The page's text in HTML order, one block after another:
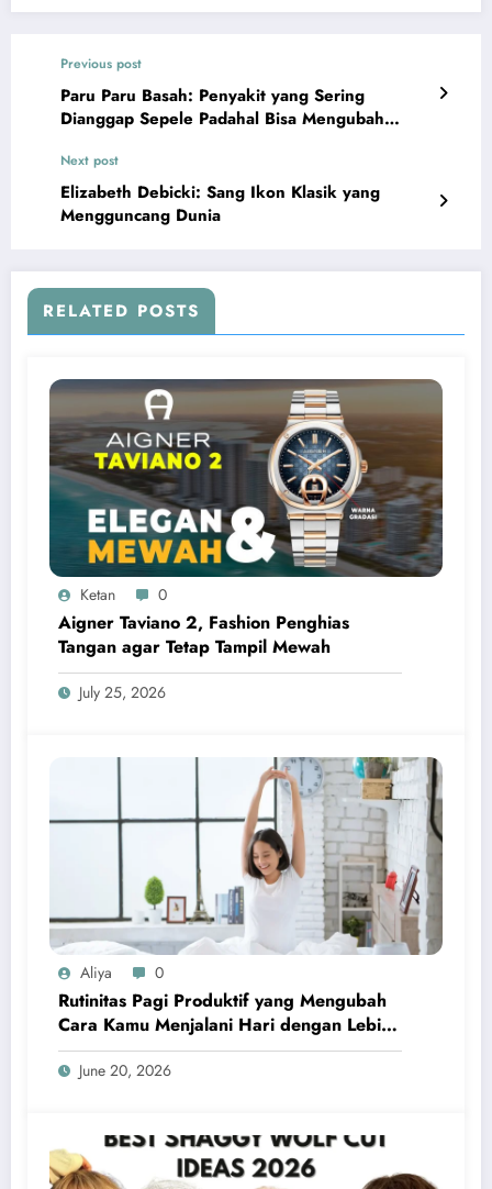
Previous post
Paru Paru Basah: Penyakit yang Sering
Dianggap Sepele Padahal Bisa Mengubah
Next post
Elizabeth Debicki: Sang Ikon Klasik yang
Mengguncang Dunia
RELATED POSTS
Ketan 0
Aigner Taviano 2, Fashion Penghias
Tangan agar Tetap Tampil Mewah
July 25, 2026
Aliya 0
Rutinitas Pagi Produktif yang Mengubah
Cara Kamu Menjalani Hari dengan Lebih
Terarah dan Penuh Energi
June 20, 2026